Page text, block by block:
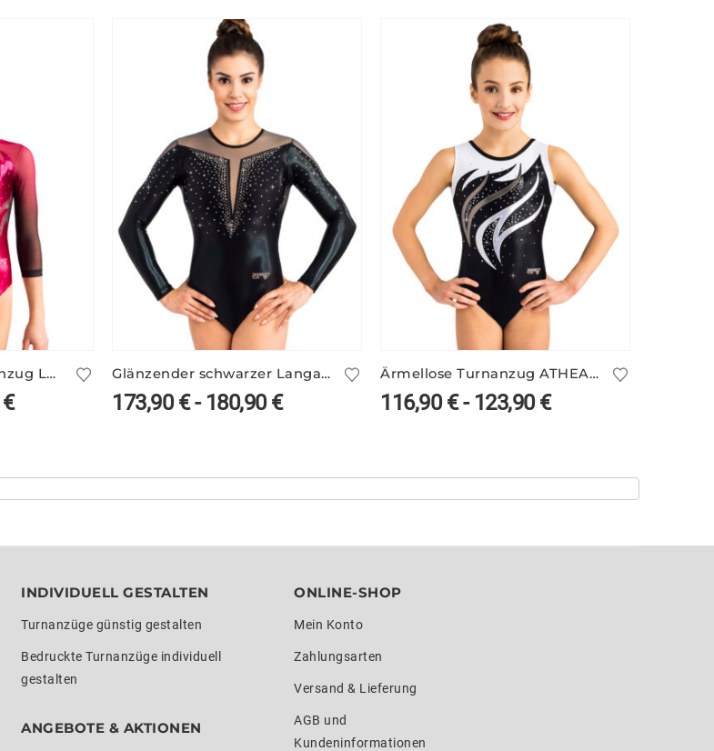
Glänzend roter Turnanzug LORNA/3 mit Ärmelprint
€
Glänzender schwarzer Langarm-Turnanzug LIV/1
173,90€- 180,90€
Ärmellose Turnanzug ATHEA/5 – schwarz/weiß
116,90€- 123,90€
INDIVIDUELL GESTALTEN
Turnanzüge günstig gestalten
Bedruckte Turnanzüge individuell
gestalten
ANGEBOTE & AKTIONEN
ONLINE-SHOP
Mein Konto
Zahlungsarten
Versand & Lieferung
AGB und
Kundeninformationen